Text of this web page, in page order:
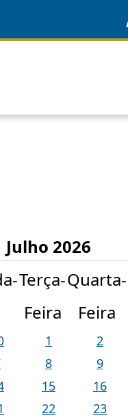
Julho 2026
Terça-
Feira
Quarta-
Feira
1 2
8 9
15 16
22 23